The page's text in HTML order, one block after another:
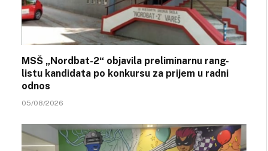
MSŠ „Nordbat-2“ objavila preliminarnu rang-
listu kandidata po konkursu za prijem u radni
odnos
05/08/2026